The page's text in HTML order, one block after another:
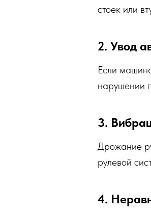
стоек или
2. Увод
Если
нарушении
3.
Дрожание
рулевой
4.